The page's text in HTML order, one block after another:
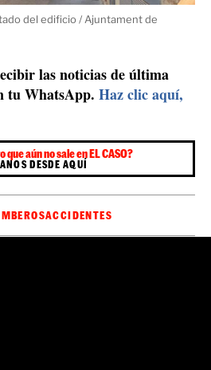
del edificio / Ajuntament de
las noticias de última
tu WhatsApp. Haz clic aquí,
que aún no sale en EL CASO?
DESDE AQUÍ
ACCIDENTES